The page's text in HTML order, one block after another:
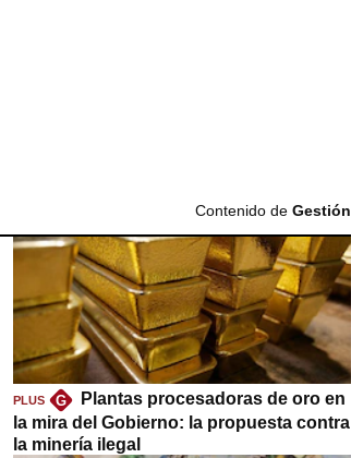
Contenido de Gestión
PLUS G
Plantas procesadoras de oro en
la mira del Gobierno: la propuesta contra
la minería ilegal